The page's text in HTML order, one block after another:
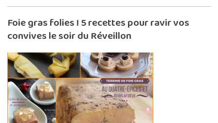
Foie gras folies ! 5 recettes pour ravir vos
convives le soir du Réveillon